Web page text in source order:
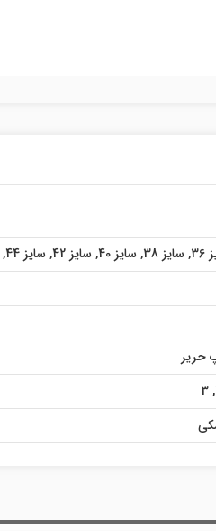
36
, سایز 38 , سایز 40 , سایز 42 , سایز 44 ,
حریر
,
3